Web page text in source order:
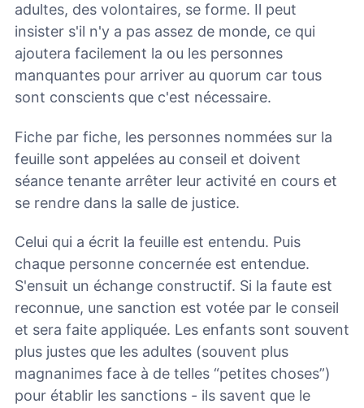
adultes, des volontaires, se forme. Il peut
insister s'il n'y a pas assez de monde, ce qui
ajoutera facilement la ou les personnes
manquantes pour arriver au quorum car tous
sont conscients que c'est nécessaire.
Fiche par fiche, les personnes nommées sur la
feuille sont appelées au conseil et doivent
séance tenante arrêter leur activité en cours et
se rendre dans la salle de justice.
Celui qui a écrit la feuille est entendu. Puis
chaque personne concernée est entendue.
S'ensuit un échange constructif. Si la faute est
reconnue, une sanction est votée par le conseil
et sera faite appliquée. Les enfants sont souvent
plus justes que les adultes (souvent plus
magnanimes face à de telles “petites choses”)
pour établir les sanctions - ils savent que le